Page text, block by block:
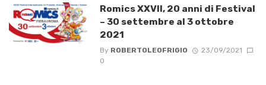
Romics XXVII, 20 anni di Festival
– 30 settembre al 3 ottobre
2021
By ROBERTOLEOFRIGIO
23/09/2021
0